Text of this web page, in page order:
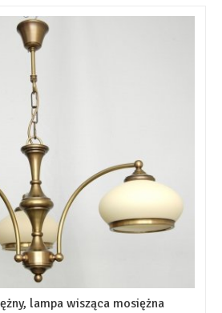
lampa wisząca mosiężna